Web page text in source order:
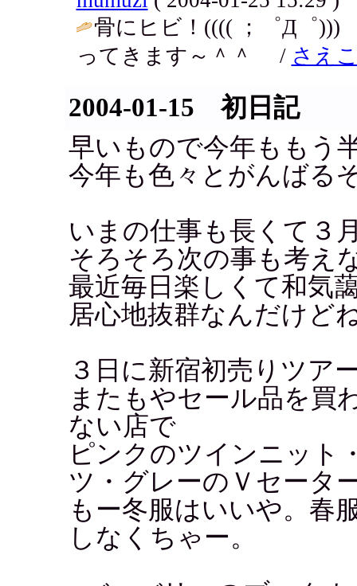
骨にヒビ！(((( ；゜Д゜)))
ってきます～＾＾ / さえ
2004-01-15 初日記
早いもので今年ももう
今年も色々とがんばる
いまの仕事も長くて３
そろそろ次の事も考え
最近毎日楽しくて和気
居心地抜群なんだけど
３日に新宿初売りツア
またもやセール品を買
ない店で
ピンクのツインニット
ツ・グレーのＶセータ
もー冬服はいいや。春
しなくちゃー。